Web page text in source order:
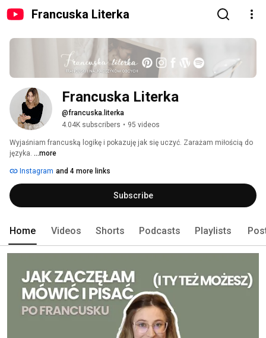
Francuska Literka
Francuska Literka
@francuska.literka
4.04K subscribers • 95 videos
Wyjaśniam francuską logikę i pokazuję jak się uczyć. Zarażam miłością do
języka. ...more
Instagram and 4 more links
Subscribe
Home Videos Shorts Podcasts Playlists